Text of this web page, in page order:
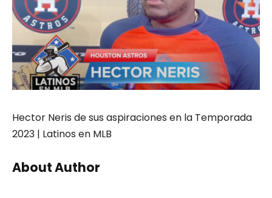
Hector Neris de sus aspiraciones en la Temporada
2023 | Latinos en MLB
About Author